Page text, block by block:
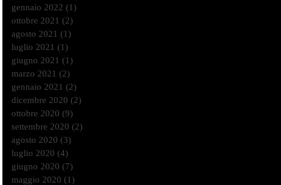
gennaio 2022 (1)
ottobre 2021 (2)
agosto 2021 (1)
luglio 2021 (1)
giugno 2021 (1)
marzo 2021 (2)
gennaio 2021 (2)
dicembre 2020 (2)
ottobre 2020 (9)
settembre 2020 (2)
agosto 2020 (3)
luglio 2020 (4)
giugno 2020 (7)
maggio 2020 (1)